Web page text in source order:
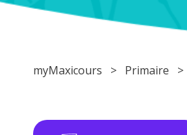
myMaxicours > Primaire >